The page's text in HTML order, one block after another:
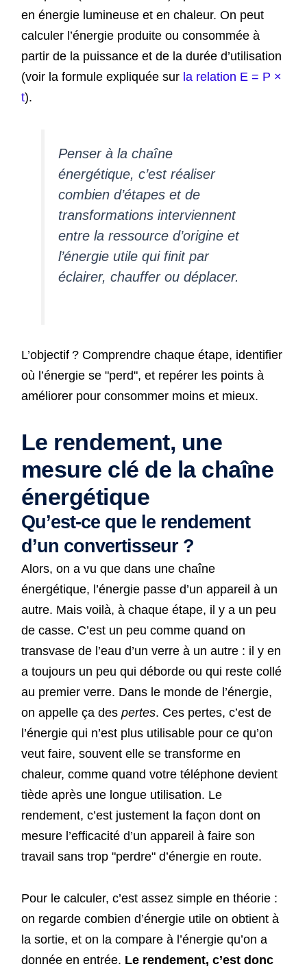
en énergie lumineuse et en chaleur. On peut
calculer l’énergie produite ou consommée à
partir de la puissance et de la durée d’utilisation
(voir la formule expliquée sur la relation E = P ×
t).
Penser à la chaîne
énergétique, c’est réaliser
combien d’étapes et de
transformations interviennent
entre la ressource d’origine et
l’énergie utile qui finit par
éclairer, chauffer ou déplacer.
L’objectif ? Comprendre chaque étape, identifier
où l’énergie se "perd", et repérer les points à
améliorer pour consommer moins et mieux.
Le rendement, une
mesure clé de la chaîne
énergétique
Qu’est-ce que le rendement
d’un convertisseur ?
Alors, on a vu que dans une chaîne
énergétique, l’énergie passe d’un appareil à un
autre. Mais voilà, à chaque étape, il y a un peu
de casse. C’est un peu comme quand on
transvase de l’eau d’un verre à un autre : il y en
a toujours un peu qui déborde ou qui reste collé
au premier verre. Dans le monde de l’énergie,
on appelle ça des pertes. Ces pertes, c’est de
l’énergie qui n’est plus utilisable pour ce qu’on
veut faire, souvent elle se transforme en
chaleur, comme quand votre téléphone devient
tiède après une longue utilisation. Le
rendement, c’est justement la façon dont on
mesure l’efficacité d’un appareil à faire son
travail sans trop "perdre" d’énergie en route.
Pour le calculer, c’est assez simple en théorie :
on regarde combien d’énergie utile on obtient à
la sortie, et on la compare à l’énergie qu’on a
donnée en entrée. Le rendement, c’est donc